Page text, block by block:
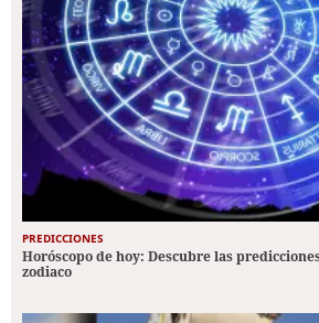
PREDICCIONES
Horóscopo de hoy: Descubre las
zodiaco